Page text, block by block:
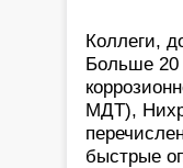
Коллеги,
Больше 20
МДТ),
быстрые